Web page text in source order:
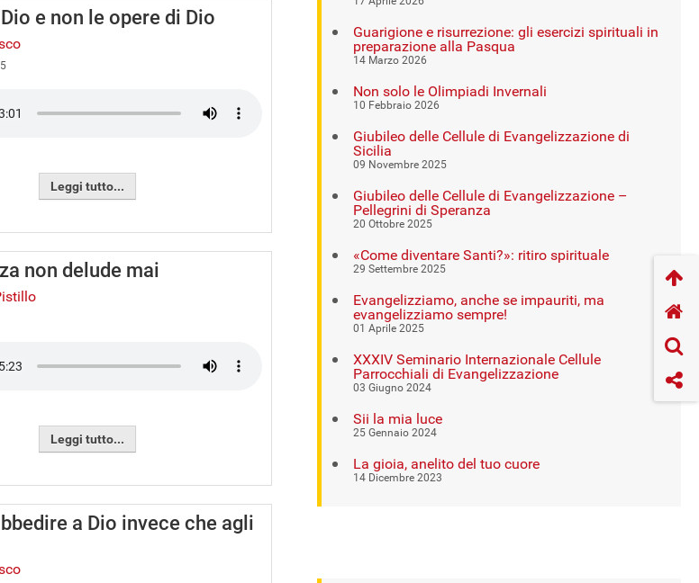
e non le opere di Dio
Leggi tutto...
non delude mai
Leggi tutto...
a Dio invece che agli
Guarigione e risurrezione: gli esercizi spirituali in
preparazione alla Pasqua
14 Marzo 2026
Non solo le Olimpiadi Invernali
10 Febbraio 2026
Giubileo delle Cellule di Evangelizzazione di
Sicilia
09 Novembre 2025
Giubileo delle Cellule di Evangelizzazione –
Pellegrini di Speranza
20 Ottobre 2025
«Come diventare Santi?»: ritiro spirituale
29 Settembre 2025
Evangelizziamo, anche se impauriti, ma
evangelizziamo sempre!
01 Aprile 2025
XXXIV Seminario Internazionale Cellule
Parrocchiali di Evangelizzazione
03 Giugno 2024
Sii la mia luce
25 Gennaio 2024
La gioia, anelito del tuo cuore
14 Dicembre 2023